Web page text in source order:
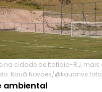
na cidade de Itatiaia-RJ,
Kauã Novaes/
ambiental